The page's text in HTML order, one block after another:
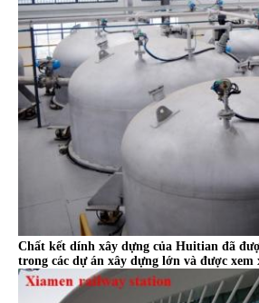
Chất kết dính xây dựng của Huitian đã
trong các dự án xây dựng lớn và được xem